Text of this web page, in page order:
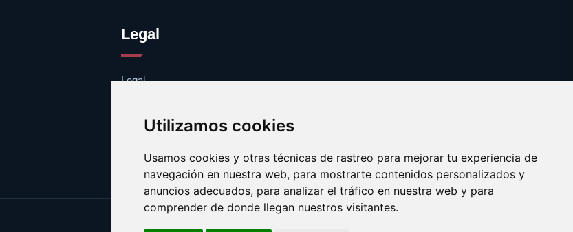
Utilizamos cookies
Usamos cookies y otras técnicas de rastreo para mejorar tu experiencia de
navegación en nuestra web, para mostrarte contenidos personalizados y
anuncios adecuados, para analizar el tráfico en nuestra web y para
comprender de donde llegan nuestros visitantes.
Legal
Legal
Contacto